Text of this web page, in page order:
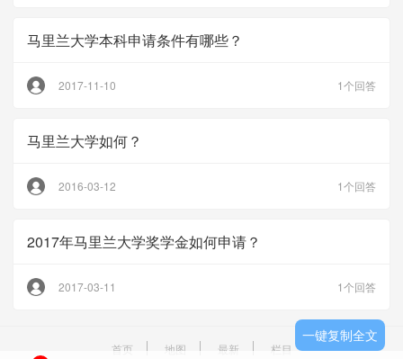
马里兰大学本科申请条件有哪些？
2017-11-10 1个回答
马里兰大学如何？
2016-03-12 1个回答
2017年马里兰大学奖学金如何申请？
2017-03-11 1个回答
首页 地图 最新 栏目
一键复制全文